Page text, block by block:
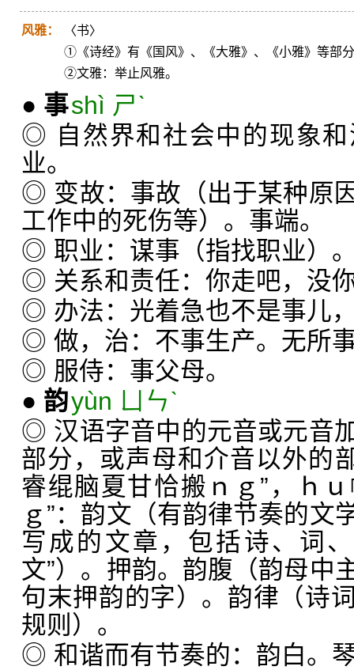
风雅：
〈书〉
①《诗经》有《国风》、《大雅》、《小雅》等部
②文雅：举止风雅。
● 事shì ㄕˋ
◎ 自然界和社会中的现象
业。
◎ 变故：事故（出于某种原
工作中的死伤等）。事端。
◎ 职业：谋事（指找职业）
◎ 关系和责任：你走吧，没
◎ 办法：光着急也不是事儿
◎ 做，治：不事生产。无所
◎ 服侍：事父母。
● 韵yùn ㄩㄣˋ
◎ 汉语字音中的元音或元音
部分，或声母和介音以外的
睿绲脑夏甘恰搬ｎｇ”，ｈ
ｇ”：韵文（有韵律节奏的文
写成的文章，包括诗、词
文”）。押韵。韵腹（韵母中
句末押韵的字）。韵律（诗
规则）。
◎ 和谐而有节奏的：韵白。